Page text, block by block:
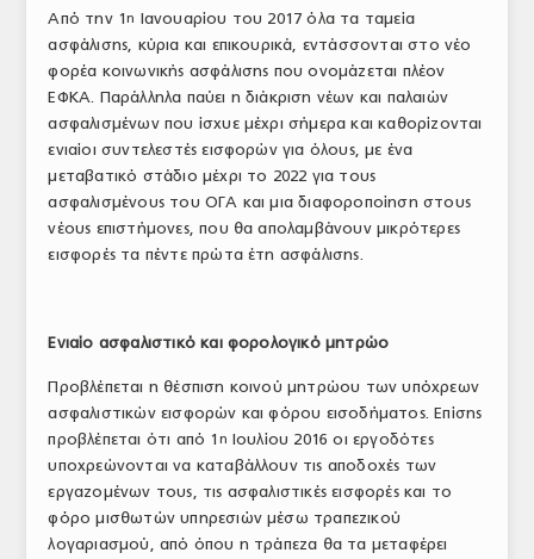
ΣΥΝΕΔΡΙΟ ΚΡΕΑΤΟΣ
Από την 1η Ιανουαρίου του 2017 όλα τα ταμεία
ασφάλισης, κύρια και επικουρικά, εντάσσονται στο νέο
φορέα κοινωνικής ασφάλισης που ονομάζεται πλέον
ΕΦΚΑ. Παράλληλα παύει η διάκριση νέων και παλαιών
ασφαλισμένων που ίσχυε μέχρι σήμερα και καθορίζονται
ενιαίοι συντελεστές εισφορών για όλους, με ένα
μεταβατικό στάδιο μέχρι το 2022 για τους
ασφαλισμένους του ΟΓΑ και μια διαφοροποίηση στους
νέους επιστήμονες, που θα απολαμβάνουν μικρότερες
εισφορές τα πέντε πρώτα έτη ασφάλισης.
Ενιαίο ασφαλιστικό και φορολογικό μητρώο
Προβλέπεται η θέσπιση κοινού μητρώου των υπόχρεων
ασφαλιστικών εισφορών και φόρου εισοδήματος. Επίσης
προβλέπεται ότι από 1 η Ιουλίου 2016 οι εργοδότες
υποχρεώνονται να καταβάλλουν τις αποδοχές των
εργαζομένων τους, τις ασφαλιστικές εισφορές και το
φόρο μισθωτών υπηρεσιών μέσω τραπεζικού
λογαριασμού, από όπου η τράπεζα θα τα μεταφέρει